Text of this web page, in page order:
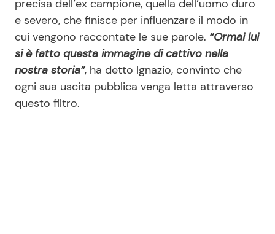
precisa dell’ex campione, quella dell’uomo duro
e severo, che finisce per influenzare il modo in
cui vengono raccontate le sue parole. “Ormai lui
si è fatto questa immagine di cattivo nella
nostra storia”, ha detto Ignazio, convinto che
ogni sua uscita pubblica venga letta attraverso
questo filtro.